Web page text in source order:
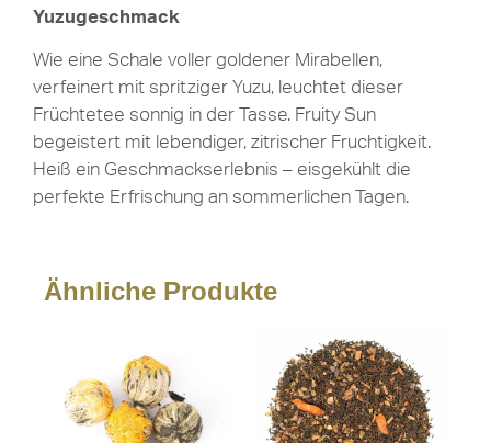
Yuzugeschmack
Wie eine Schale voller goldener Mirabellen,
verfeinert mit spritziger Yuzu, leuchtet dieser
Früchtetee sonnig in der Tasse. Fruity Sun
begeistert mit lebendiger, zitrischer Fruchtigkeit.
Heiß ein Geschmackserlebnis – eisgekühlt die
perfekte Erfrischung an sommerlichen Tagen.
Ähnliche Produkte